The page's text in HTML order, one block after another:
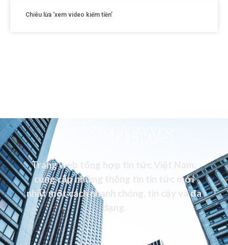
Chiêu lừa ‘xem video kiếm tiền’
VN99NEWS
Trang web tổng hợp tin tức Việt Nam,
cung cấp những thông tin tin tức mới
nhất một cách nhanh chóng, tin cậy và đa
dạng.